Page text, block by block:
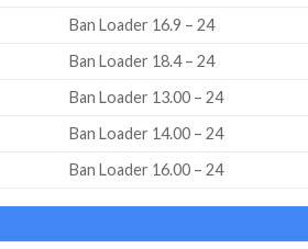
Ban Loader 16.9 – 24
Ban Loader 18.4 – 24
Ban Loader 13.00 – 24
Ban Loader 14.00 – 24
Ban Loader 16.00 – 24